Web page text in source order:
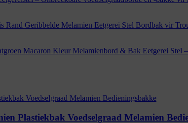
Plastiekbak Voedselgraad Melamien